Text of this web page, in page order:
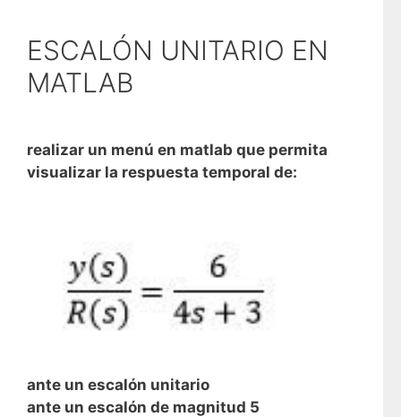
ESCALÓN UNITARIO EN
MATLAB
realizar un menú en matlab que permita
visualizar la respuesta temporal de:
ante un escalón unitario
ante un escalón de magnitud 5